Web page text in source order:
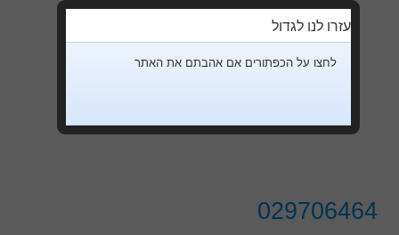
029706464
עזרו לנו לגדול
לחצו על הכפתורים אם אהבתם את האתר